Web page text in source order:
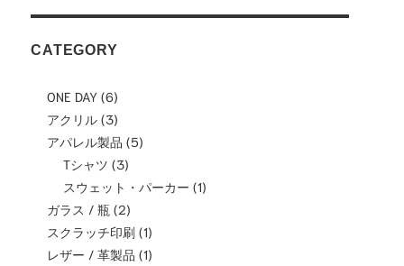
CATEGORY
ONE DAY (6)
アクリル (3)
アパレル製品 (5)
Tシャツ (3)
スウェット・パーカー (1)
ガラス / 瓶 (2)
スクラッチ印刷 (1)
レザー / 革製品 (1)